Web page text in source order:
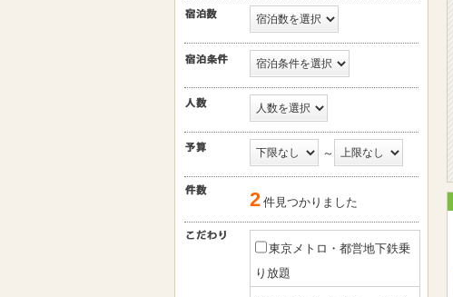
～
2 件見つかりました
東京メトロ・都営地下鉄乗
り放題